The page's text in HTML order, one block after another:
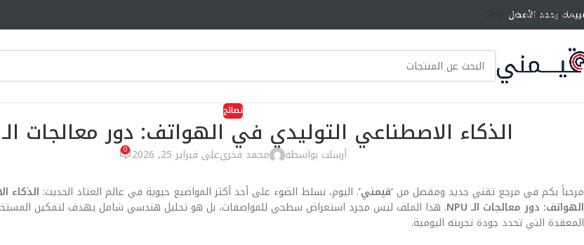
Skip to main content
يحدد الأفضل
نصائح
الذكاء الاصطناعي التوليدي في الهواتف: دور معالجات الـ NPU
أرسلت بواسطة محمد فخريعلى فبراير 25, 2026 0
مرحباً بكم في مرجع تقني جديد ومفصل من ‘قيمني’. اليوم، نسلط الضوء على أحد أكثر المواضيع حيوية في عالم العتاد الحديث: الذكاء
الهواتف: دور معالجات الـ NPU
. هذا الملف ليس مجرد استعراض سطحي للمواصفات، بل هو تحليل هندسي شامل يهدف لتمكين
المعقدة التي تحدد جودة تجربته اليومية.